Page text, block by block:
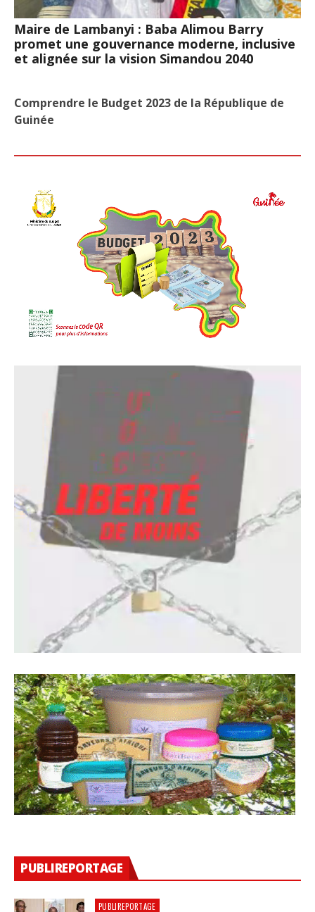
Maire de Lambanyi : Baba Alimou Barry
promet une gouvernance moderne, inclusive
et alignée sur la vision Simandou 2040
Comprendre le Budget 2023 de la République de
Guinée
PUBLIREPORTAGE
PUBLIREPORTAGE